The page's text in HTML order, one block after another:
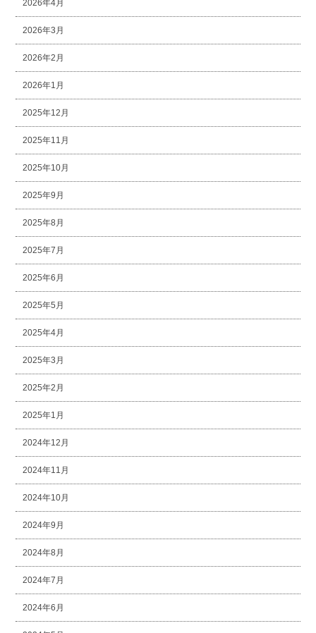
2026年4月
2026年3月
2026年2月
2026年1月
2025年12月
2025年11月
2025年10月
2025年9月
2025年8月
2025年7月
2025年6月
2025年5月
2025年4月
2025年3月
2025年2月
2025年1月
2024年12月
2024年11月
2024年10月
2024年9月
2024年8月
2024年7月
2024年6月